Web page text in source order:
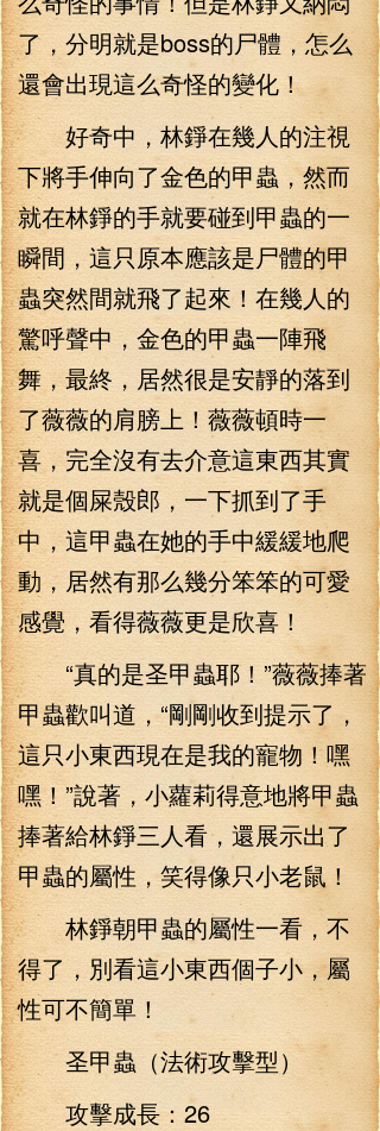
了，分明就是boss的尸體，怎么
還會出現這么奇怪的變化！
好奇中，林錚在幾人的注視
下將手伸向了金色的甲蟲，然而
就在林錚的手就要碰到甲蟲的一
瞬間，這只原本應該是尸體的甲
蟲突然間就飛了起來！在幾人的
驚呼聲中，金色的甲蟲一陣飛
舞，最終，居然很是安靜的落到
了薇薇的肩膀上！薇薇頓時一
喜，完全沒有去介意這東西其實
就是個屎殼郎，一下抓到了手
中，這甲蟲在她的手中緩緩地爬
動，居然有那么幾分笨笨的可愛
感覺，看得薇薇更是欣喜！
“真的是圣甲蟲耶！”薇薇捧著
甲蟲歡叫道，“剛剛收到提示了，
這只小東西現在是我的寵物！嘿
嘿！”說著，小蘿莉得意地將甲蟲
捧著給林錚三人看，還展示出了
甲蟲的屬性，笑得像只小老鼠！
林錚朝甲蟲的屬性一看，不
得了，別看這小東西個子小，屬
性可不簡單！
圣甲蟲（法術攻擊型）
攻擊成長：26